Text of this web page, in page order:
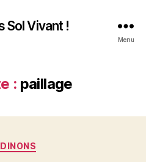
Sol Vivant !
Menu
: paillage
Catégories